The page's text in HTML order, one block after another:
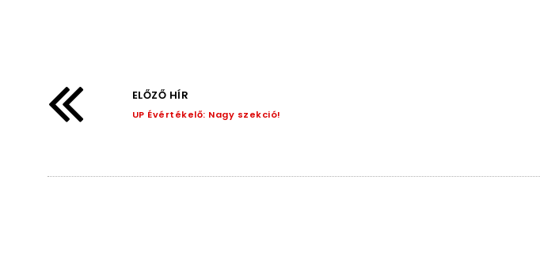
ELŐZŐ HÍR
UP Évértékelő: Nagy szekció!